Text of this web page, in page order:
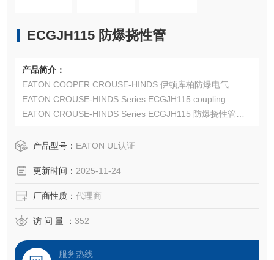
ECGJH115 防爆挠性管
产品简介：
EATON COOPER CROUSE-HINDS 伊顿库柏防爆电气
EATON CROUSE-HINDS Series ECGJH115 coupling
EATON CROUSE-HINDS Series ECGJH115 防爆挠性管
Co.,Ltd
产品型号： EATON UL认证
更新时间： 2025-11-24
厂商性质： 代理商
访 问 量 ： 352
服务热线